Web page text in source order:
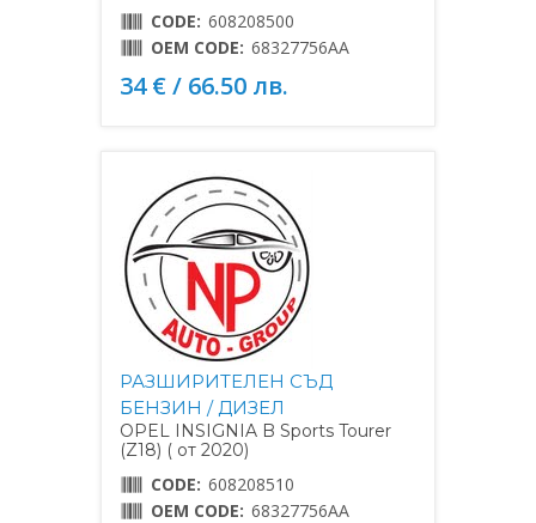
CODE: 608208500
OEM CODE: 68327756AA
34 € / 66.50 лв.
РАЗШИРИТЕЛЕН СЪД
БЕНЗИН / ДИЗЕЛ
OPEL INSIGNIA B Sports Tourer
(Z18) ( от 2020)
CODE: 608208510
OEM CODE: 68327756AA